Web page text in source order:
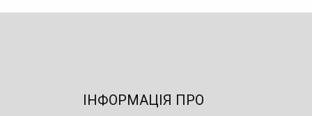
ІНФОРМАЦІЯ ПРО